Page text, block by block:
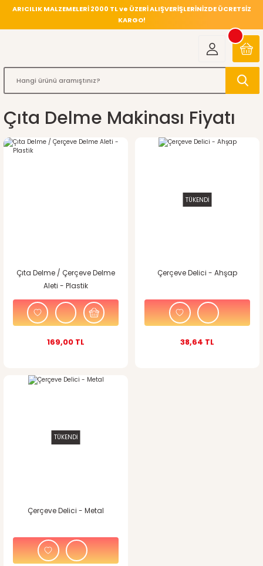
ARICILIK MALZEMELERİ 2000 TL ve ÜZERİ ALIŞVERİŞLERİNİZDE ÜCRETSİZ
KARGO!
Çıta Delme Makinası Fiyatı
Çıta Delme / Çerçeve Delme
Aleti - Plastik
169,00 TL
TÜKENDİ
Çerçeve Delici - Ahşap
38,64 TL
TÜKENDİ
Çerçeve Delici - Metal